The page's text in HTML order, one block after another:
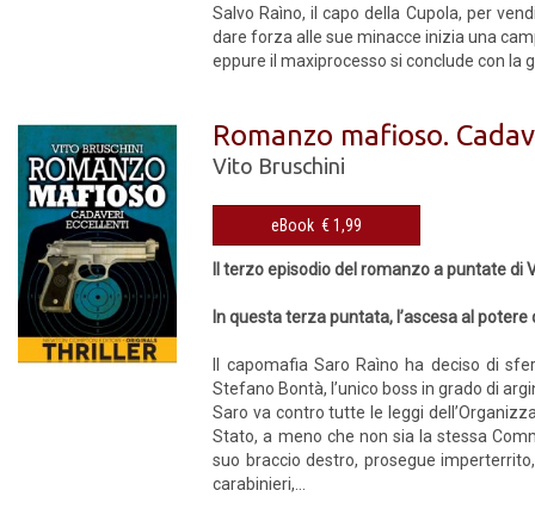
Salvo Raìno, il capo della Cupola, per
dare forza alle sue minacce inizia una
eppure il maxiprocesso si conclude con la
Romanzo mafioso.
Vito Bruschini
eBook € 1,99
Il terzo episodio del romanzo a puntate di
In questa terza puntata, l’ascesa al
Il capomafia Saro Raìno ha deciso di
Stefano Bontà, l’unico boss in grado di
Saro va contro tutte le leggi
Stato, a meno che non sia la stessa
suo braccio destro, prosegue
carabinieri,...